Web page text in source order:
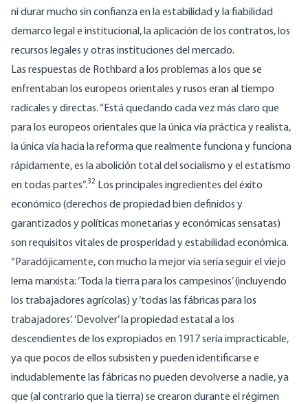
ni durar mucho sin confianza en la estabilidad y la fiabilidad
demarco legal e institucional, la aplicación de los contratos, los
recursos legales y otras instituciones del mercado.
Las respuestas de Rothbard a los problemas a los que se
enfrentaban los europeos orientales y rusos eran al tiempo
radicales y directas. “Está quedando cada vez más claro que
para los europeos orientales que la única vía práctica y realista,
la única vía hacia la reforma que realmente funciona y funciona
rápidamente, es la abolición total del socialismo y el estatismo
en todas partes”.32 Los principales ingredientes del éxito
económico (derechos de propiedad bien definidos y
garantizados y políticas monetarias y económicas sensatas)
son requisitos vitales de prosperidad y estabilidad económica.
“Paradójicamente, con mucho la mejor vía sería seguir el viejo
lema marxista: ‘Toda la tierra para los campesinos’ (incluyendo
los trabajadores agrícolas) y ‘todas las fábricas para los
trabajadores’. ‘Devolver’ la propiedad estatal a los
descendientes de los expropiados en 1917 sería impracticable,
ya que pocos de ellos subsisten y pueden identificarse e
indudablemente las fábricas no pueden devolverse a nadie, ya
que (al contrario que la tierra) se crearon durante el régimen